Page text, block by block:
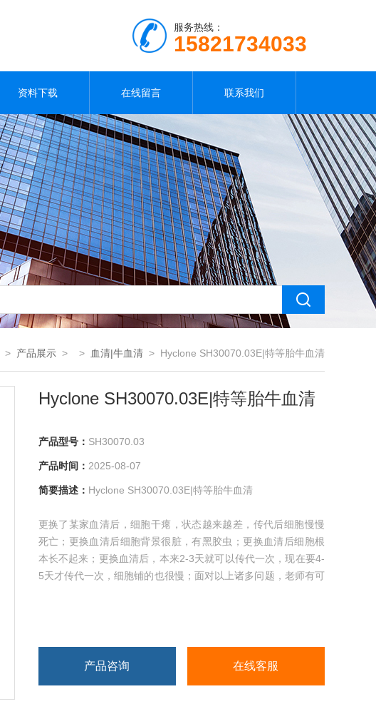
服务热线：
15821734033
资料下载 在线留言 联系我们
> 产品展示 > > 血清|牛血清 > Hyclone SH30070.03E|特等胎牛血清
Hyclone SH30070.03E|特等胎牛血清
产品型号： SH30070.03
产品时间： 2025-08-07
简要描述： Hyclone SH30070.03E|特等胎牛血清
更换了某家血清后，细胞干瘪，状态越来越差，传代后细胞慢慢
死亡；更换血清后细胞背景很脏，有黑胶虫；更换血清后细胞根
本长不起来；更换血清后，本来2-3天就可以传代一次，现在要4-
5天才传代一次，细胞铺的也很慢；面对以上诸多问题，老师有可
产品咨询 在线客服